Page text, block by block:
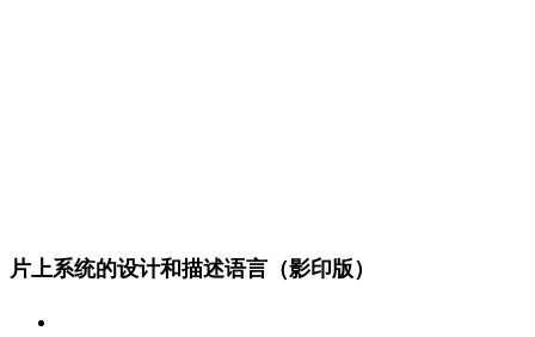
片上系统的设计和描述语言（影印版）